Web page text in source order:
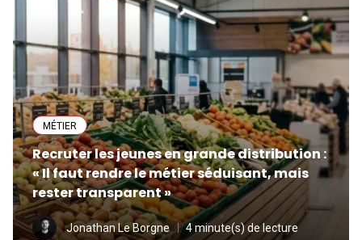
MÉTIER
Recruter les jeunes en grande distribution :
« Il faut rendre le métier séduisant, mais
rester transparent »
Jonathan Le Borgne 4 minute(s) de lecture